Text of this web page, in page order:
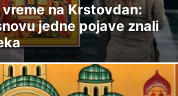
na Krstovdan:
jedne pojave znali